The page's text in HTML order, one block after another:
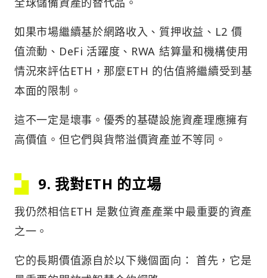
如果市場繼續基於網路收入、質押收益、L2 價
值流動、DeFi 活躍度、RWA 結算量和機構使用
情況來評估ETH，那麼ETH 的估值將繼續受到基
本面的限制。
這不一定是壞事。優秀的基礎設施資產理應擁有
高價值。但它們與貨幣溢價資產並不等同。
9. 我對ETH 的立場
我仍然相信ETH 是數位資產產業中最重要的資產
之一。
它的長期價值源自於以下幾個面向： 首先，它是